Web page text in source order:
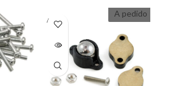
A PEDI
DO
A pedido